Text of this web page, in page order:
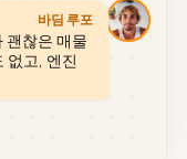
바딤 루포
괜찮은 매물
없고, 엔진